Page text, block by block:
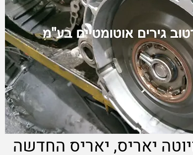
יאריס, יאריס החדשה